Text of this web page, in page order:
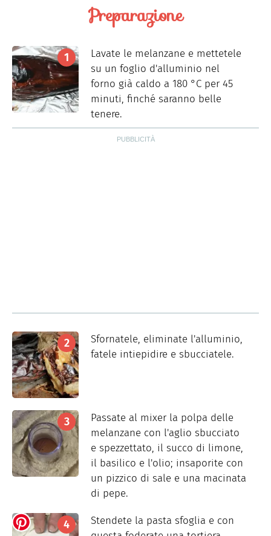
Preparazione
Lavate le melanzane e mettetele
su un foglio d'alluminio nel
forno già caldo a 180 °C per 45
minuti, finché saranno belle
tenere.
Sfornatele, eliminate l'alluminio,
fatele intiepidire e sbucciatele.
Passate al mixer la polpa delle
melanzane con l'aglio sbucciato
e spezzettato, il succo di limone,
il basilico e l'olio; insaporite con
un pizzico di sale e una macinata
di pepe.
Stendete la pasta sfoglia e con